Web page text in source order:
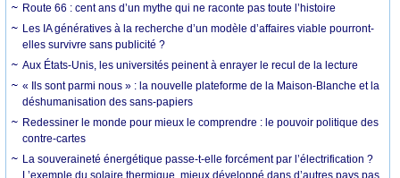
Route 66 : cent ans d’un mythe qui ne raconte pas toute l’histoire
Les IA génératives à la recherche d’un modèle d’affaires viable pourront-
elles survivre sans publicité ?
Aux États-Unis, les universités peinent à enrayer le recul de la lecture
« Ils sont parmi nous » : la nouvelle plateforme de la Maison-Blanche et la
déshumanisation des sans-papiers
Redessiner le monde pour mieux le comprendre : le pouvoir politique des
contre-cartes
La souveraineté énergétique passe-t-elle forcément par l’électrification ?
L’exemple du solaire thermique, mieux développé dans d’autres pays pas